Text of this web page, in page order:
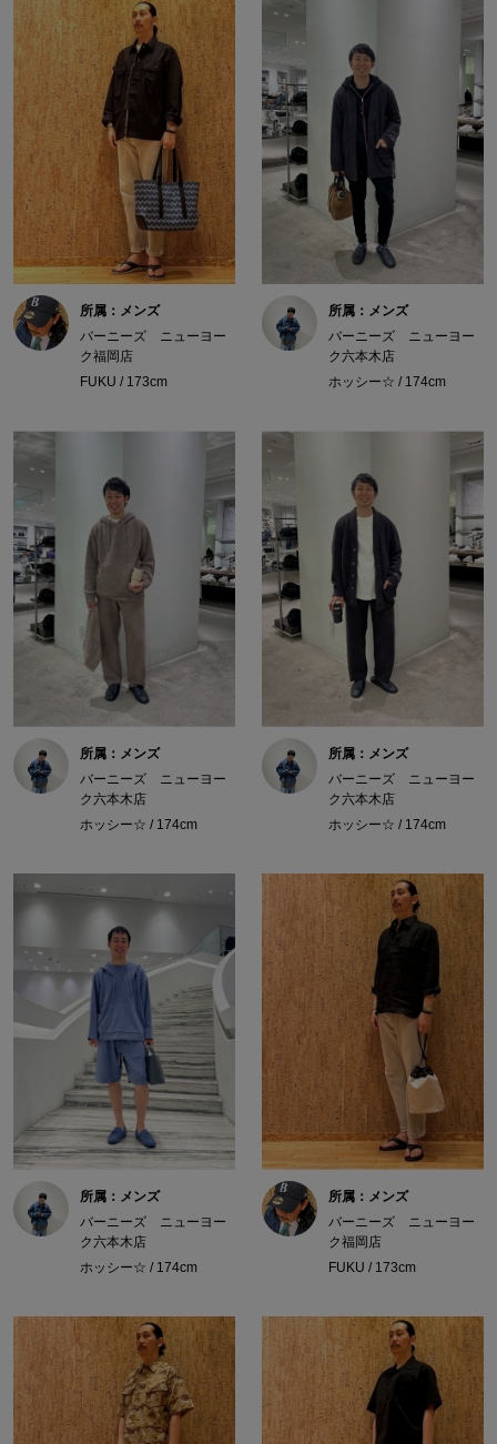
所属：メンズ
バーニーズ ニューヨー
ク福岡店
FUKU / 173cm
所属：メンズ
バーニーズ ニューヨー
ク六本木店
ホッシー☆ / 174cm
所属：メンズ
バーニーズ ニューヨー
ク六本木店
ホッシー☆ / 174cm
所属：メンズ
バーニーズ ニューヨー
ク六本木店
ホッシー☆ / 174cm
所属：メンズ
バーニーズ ニューヨー
ク六本木店
ホッシー☆ / 174cm
所属：メンズ
バーニーズ ニューヨー
ク福岡店
FUKU / 173cm